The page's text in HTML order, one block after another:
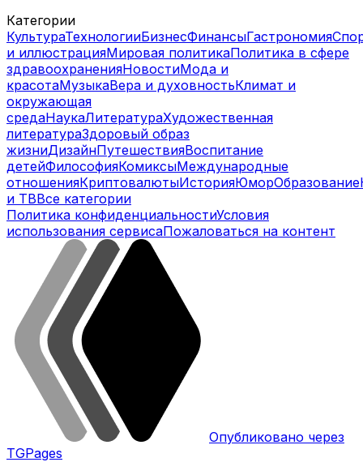
Категории
КультураТехнологииБизнесФинансыГастрономия
и иллюстрацияМировая политикаПолитика в сфере
здравоохраненияНовостиМода и
красотаМузыкаВера и духовностьКлимат и
окружающая
средаНаукаЛитератураХудожественная
литератураЗдоровый образ
жизниДизайнПутешествияВоспитание
детейФилософияКомиксыМеждународные
отношенияКриптовалютыИсторияЮморОбразование
и ТВВсе категории
Политика конфиденциальностиУсловия
использования сервисаПожаловаться на контент
Опубликовано через
TGPages